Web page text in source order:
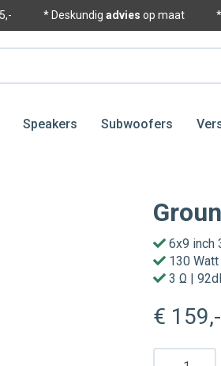
* Deskundig advies op maat
Speakers Subwoofers
6x9 inch
130 Watt
3 Ω |
€ 159,-
Aantal